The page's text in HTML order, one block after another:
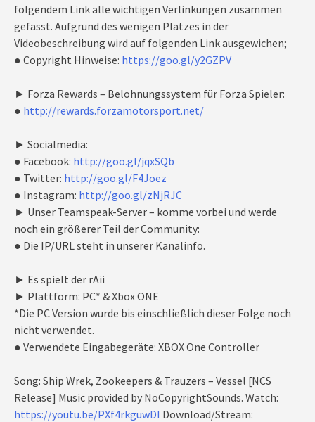
folgendem Link alle wichtigen Verlinkungen zusammen
gefasst. Aufgrund des wenigen Platzes in der
Videobeschreibung wird auf folgenden Link ausgewichen;
● Copyright Hinweise: https://goo.gl/y2GZPV
► Forza Rewards – Belohnungssystem für Forza Spieler:
● http://rewards.forzamotorsport.net/
► Socialmedia:
● Facebook: http://goo.gl/jqxSQb
● Twitter: http://goo.gl/F4Joez
● Instagram: http://goo.gl/zNjRJC
► Unser Teamspeak-Server – komme vorbei und werde
noch ein größerer Teil der Community:
● Die IP/URL steht in unserer Kanalinfo.
► Es spielt der rAii
► Plattform: PC* & Xbox ONE
*Die PC Version wurde bis einschließlich dieser Folge noch
nicht verwendet.
● Verwendete Eingabegeräte: XBOX One Controller
Song: Ship Wrek, Zookeepers & Trauzers – Vessel [NCS
Release] Music provided by NoCopyrightSounds. Watch:
https://youtu.be/PXf4rkguwDI Download/Stream: